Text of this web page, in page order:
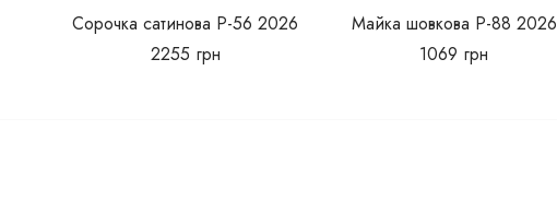
Сорочка сатинова Р-56 2026
2255 грн
Майка шовкова Р-88 2026
1069 грн